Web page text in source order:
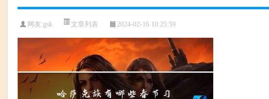
网友:gsk 文章列表 2024-02-16 10:25:59